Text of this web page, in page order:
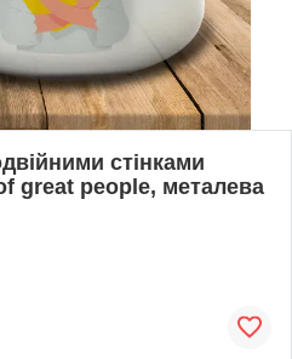
стінками
great people, металева